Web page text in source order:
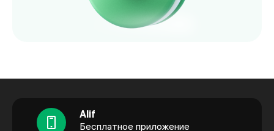
Alif
Бесплатное приложение